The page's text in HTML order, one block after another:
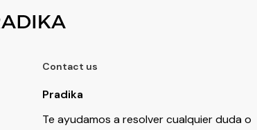
Contact us
Pradika
Te ayudamos a resolver cualquier duda o